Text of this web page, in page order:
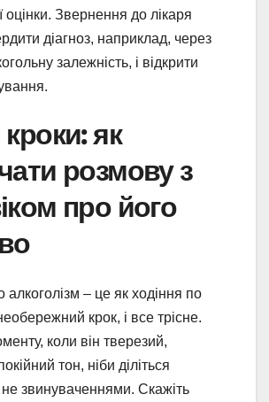
оцінки. Звернення до лікаря
діагноз, наприклад, через
залежність, і відкрити
як
розмову з
про його
алкоголізм – це як ходіння по
крок, і все трісне.
коли він тверезий,
тон, ніби діліться
звинуваченнями. Скажіть